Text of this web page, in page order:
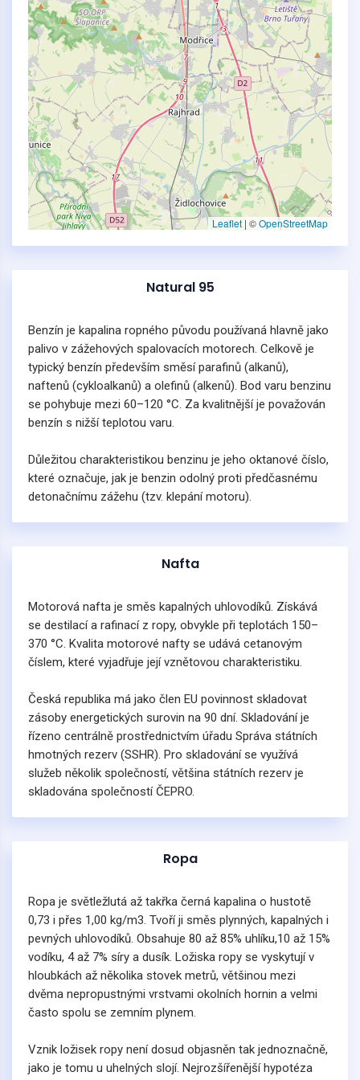
Leaflet | ©OpenStreetMap
Natural 95
Benzín je kapalina ropného původu používaná hlavně jako
palivo v zážehových spalovacích motorech. Celkově je
typický benzín především směsí parafinů (alkanů),
naftenů (cykloalkanů) a olefinů (alkenů). Bod varu benzinu
se pohybuje mezi 60–120 °C. Za kvalitnější je považován
benzín s nižší teplotou varu.
Důležitou charakteristikou benzinu je jeho oktanové číslo,
které označuje, jak je benzin odolný proti předčasnému
detonačnímu zážehu (tzv. klepání motoru).
Nafta
Motorová nafta je směs kapalných uhlovodíků. Získává
se destilací a rafinací z ropy, obvykle při teplotách 150–
370 °C. Kvalita motorové nafty se udává cetanovým
číslem, které vyjadřuje její vznětovou charakteristiku.
Česká republika má jako člen EU povinnost skladovat
zásoby energetických surovin na 90 dní. Skladování je
řízeno centrálně prostřednictvím úřadu Správa státních
hmotných rezerv (SSHR). Pro skladování se využívá
služeb několik společností, většina státních rezerv je
skladována společností ČEPRO.
Ropa
Ropa je světležlutá až takřka černá kapalina o hustotě
0,73 i přes 1,00 kg/m3. Tvoří ji směs plynných, kapalných i
pevných uhlovodíků. Obsahuje 80 až 85% uhlíku,10 až 15%
vodíku, 4 až 7% síry a dusík. Ložiska ropy se vyskytují v
hloubkách až několika stovek metrů, většinou mezi
dvěma nepropustnými vrstvami okolních hornin a velmi
často spolu se zemním plynem.
Vznik ložisek ropy není dosud objasněn tak jednoznačně,
jako je tomu u uhelných slojí. Nejrozšířenější hypotéza